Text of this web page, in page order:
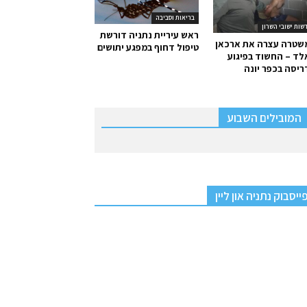
בריאות וסביבה
ראש עיריית נתניה דורשת
טיפול דחוף במפגע יתושים
ישובי השרון
עצרה את ארכאן
– החשוד בפיגוע
בכפר יונה
המובילים השבוע
פייסבוק נתניה און ליין